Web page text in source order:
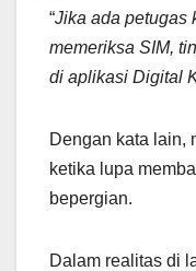
“Jika ada petugas
memeriksa SIM,
di aplikasi Digital
Dengan kata lain,
ketika lupa
bepergian.
Dalam realitas di